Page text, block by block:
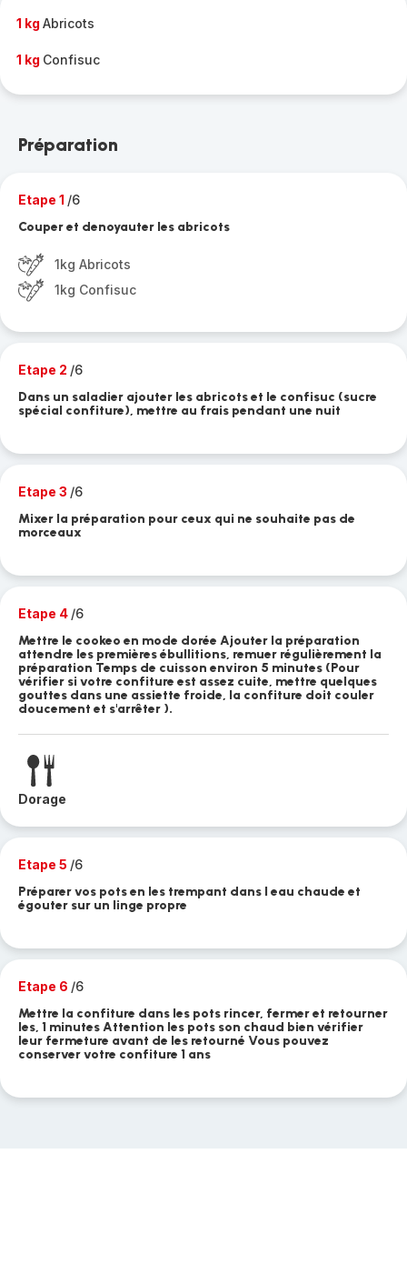
1 kg Abricots
1 kg Confisuc
Préparation
Etape 1 /6
Couper et denoyauter les abricots
1kg Abricots
1kg Confisuc
Etape 2 /6
Dans un saladier ajouter les abricots et le confisuc (sucre
spécial confiture), mettre au frais pendant une nuit
Etape 3 /6
Mixer la préparation pour ceux qui ne souhaite pas de
morceaux
Etape 4 /6
Mettre le cookeo en mode dorée Ajouter la préparation
attendre les premières ébullitions, remuer régulièrement la
préparation Temps de cuisson environ 5 minutes (Pour
vérifier si votre confiture est assez cuite, mettre quelques
gouttes dans une assiette froide, la confiture doit couler
doucement et s'arrêter ).
Dorage
Etape 5 /6
Préparer vos pots en les trempant dans l eau chaude et
égouter sur un linge propre
Etape 6 /6
Mettre la confiture dans les pots rincer, fermer et retourner
les, 1 minutes Attention les pots son chaud bien vérifier
leur fermeture avant de les retourné Vous pouvez
conserver votre confiture 1 ans